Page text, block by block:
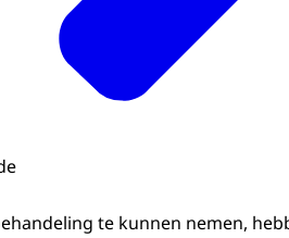
te kunnen nemen,